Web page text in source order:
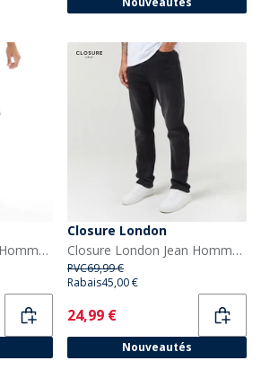
Duck and Cover Jean Homme Rushawn Coupe Détendu Noir
Closure London
Closure London Jean Homme Coupe Droite Noir
PVC69,99 €
Rabais45,00 €
Current
24,99 €
Nouveautés